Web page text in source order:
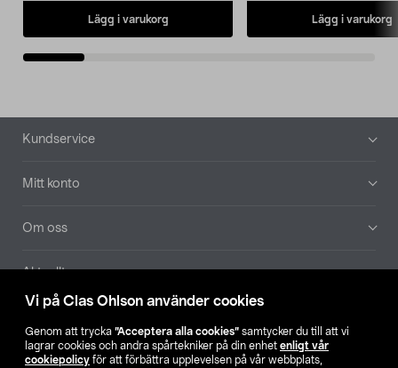
Vi på Clas Ohlson använder cookies
Genom att trycka ”Acceptera alla cookies” samtycker du till att vi
lagrar cookies och andra spårtekniker på din enhet enligt vår
cookiepolicy för att förbättra upplevelsen på vår webbplats,
Lägg i varukorg Lägg i varukorg
Sidfot
Kundservice
Mitt konto
Om oss
Aktuellt
Hitta butik